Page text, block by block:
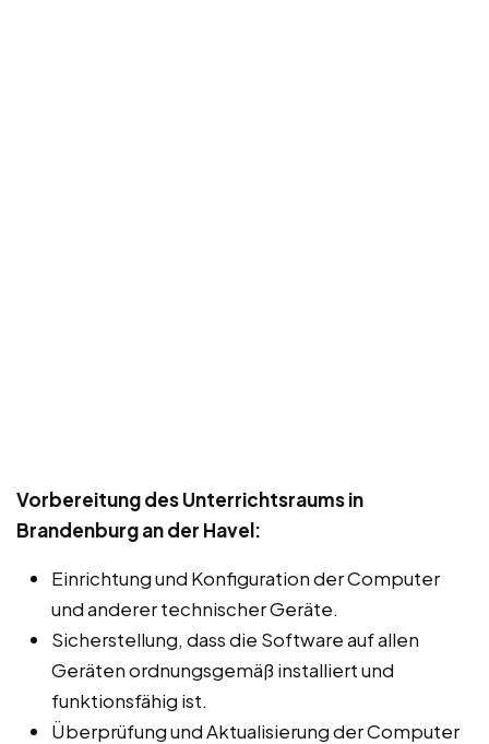
Vorbereitung des Unterrichtsraums in
Brandenburg an der Havel:
Einrichtung und Konfiguration der Computer
und anderer technischer Geräte.
Sicherstellung, dass die Software auf allen
Geräten ordnungsgemäß installiert und
funktionsfähig ist.
Überprüfung und Aktualisierung der Computer